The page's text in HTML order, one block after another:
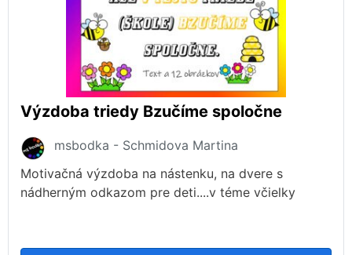
Výzdoba triedy Bzučíme spoločne
msbodka - Schmidova Martina
Motivačná výzdoba na nástenku, na dvere s
nádherným odkazom pre deti....v téme včielky